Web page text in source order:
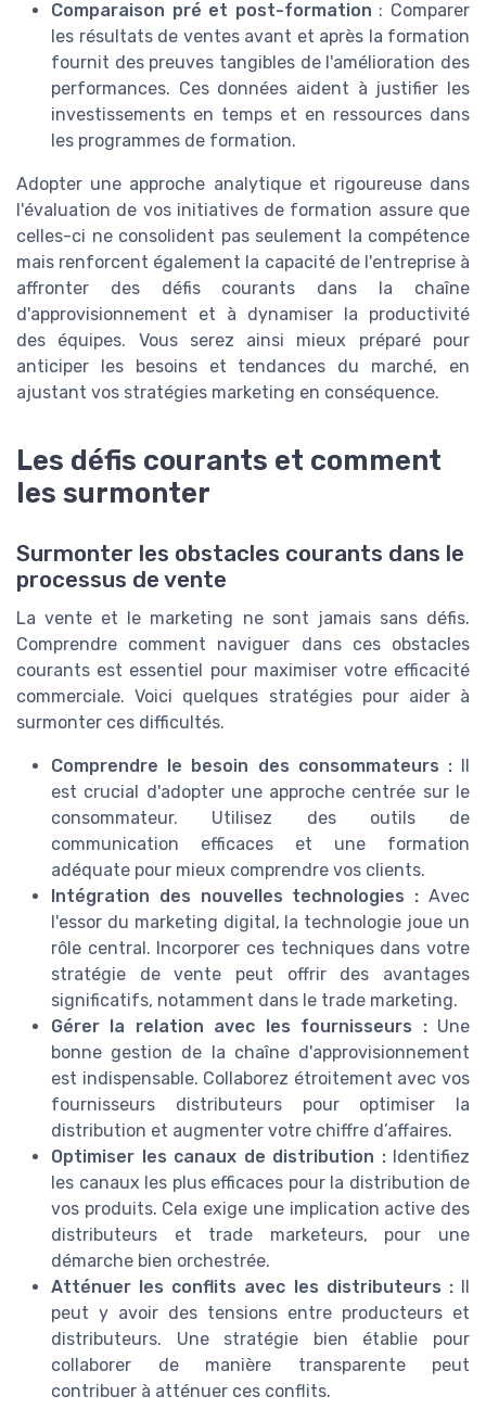
Comparaison pré et post-formation : Comparer
les résultats de ventes avant et après la formation
fournit des preuves tangibles de l'amélioration des
performances. Ces données aident à justifier les
investissements en temps et en ressources dans
les programmes de formation.
Adopter une approche analytique et rigoureuse dans
l'évaluation de vos initiatives de formation assure que
celles-ci ne consolident pas seulement la compétence
mais renforcent également la capacité de l'entreprise à
affronter des défis courants dans la chaîne
d'approvisionnement et à dynamiser la productivité
des équipes. Vous serez ainsi mieux préparé pour
anticiper les besoins et tendances du marché, en
ajustant vos stratégies marketing en conséquence.
Les défis courants et comment
les surmonter
Surmonter les obstacles courants dans le
processus de vente
La vente et le marketing ne sont jamais sans défis.
Comprendre comment naviguer dans ces obstacles
courants est essentiel pour maximiser votre efficacité
commerciale. Voici quelques stratégies pour aider à
surmonter ces difficultés.
Comprendre le besoin des consommateurs :Il
est crucial d'adopter une approche centrée sur le
consommateur. Utilisez des outils de
communication efficaces et une formation
adéquate pour mieux comprendre vos clients.
Intégration des nouvelles technologies : Avec
l'essor du marketing digital, la technologie joue un
rôle central. Incorporer ces techniques dans votre
stratégie de vente peut offrir des avantages
significatifs, notamment dans le trade marketing.
Gérer la relation avec les fournisseurs :Une
bonne gestion de la chaîne d'approvisionnement
est indispensable. Collaborez étroitement avec vos
fournisseurs distributeurs pour optimiser la
distribution et augmenter votre chiffre d’affaires.
Optimiser les canaux de distribution :Identifiez
les canaux les plus efficaces pour la distribution de
vos produits. Cela exige une implication active des
distributeurs et trade marketeurs, pour une
démarche bien orchestrée.
Atténuer les conflits avec les distributeurs :Il
peut y avoir des tensions entre producteurs et
distributeurs. Une stratégie bien établie pour
collaborer de manière transparente peut
contribuer à atténuer ces conflits.